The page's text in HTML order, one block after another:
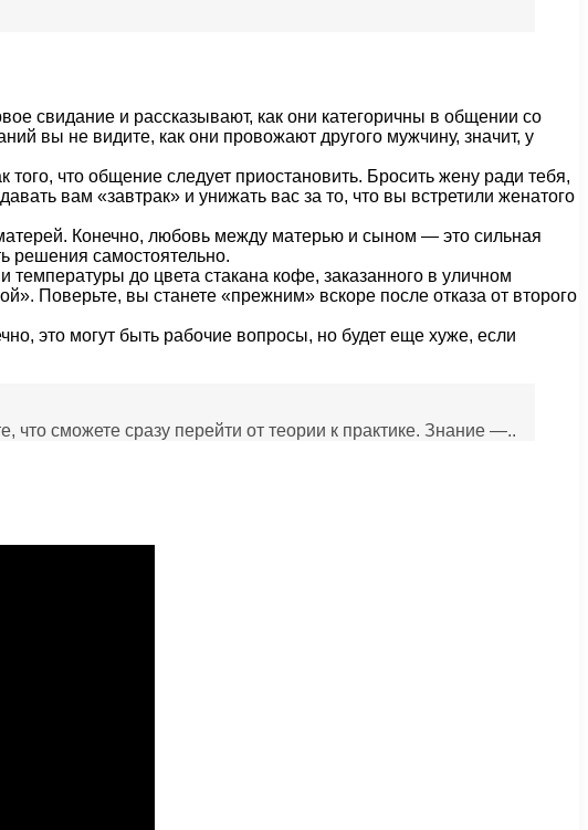
свидание и рассказывают, как они категоричны в общении со
вы не видите, как они провожают другого мужчину, значит, у
что общение следует приостановить. Бросить жену ради тебя,
вам «завтрак» и унижать вас за то, что вы встретили женатого
Конечно, любовь между матерью и сыном — это сильная
решения самостоятельно.
до цвета стакана кофе, заказанного в уличном
Поверьте, вы станете «прежним» вскоре после отказа от второго
это могут быть рабочие вопросы, но будет еще хуже, если
сможете сразу перейти от теории к практике. Знание —..